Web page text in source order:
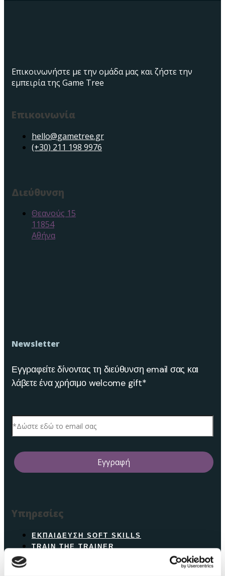
Επικοινωνήστε με την ομάδα μας και ζήστε την
εμπειρία της Game Tree
Επικοινωνία
hello@gametree.gr
(+30) 211 198 9976
Διεύθυνση
Θεανούς 15
11854
Αθήνα
Newsletter
Εγγραφείτε δίνοντας τη διεύθυνση email σας και
λάβετε ένα χρήσιμο welcome gift*
Υπηρεσίες
ΕΚΠΑΊΔΕΥΣΗ SOFT SKILLS
TRAIN THE TRAINER